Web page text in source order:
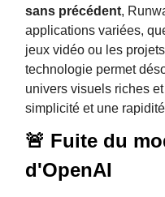
sans précédent,
applications variées,
jeux vidéo ou les
technologie permet
univers visuels riches
simplicité et une
🚨 Fuite du
d'OpenAI